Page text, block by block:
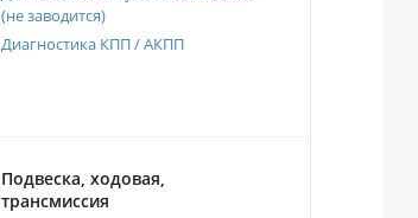
(не заводится)
Диагностика КПП / АКПП
Подвеска, ходовая,
трансмиссия